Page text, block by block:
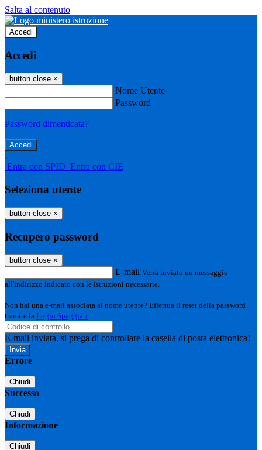
Salta al contenuto
Accedi
Accedi
button close ×
Nome Utente
Password
Password dimenticata?
-
Entra con SPID Entra con CIE
Seleziona utente
button close ×
Recupero password
button close ×
E-mail Verrà inviato un messaggio
all'indirizzo indicato con le istruzioni necessarie.
Non hai una e-mail associata al nome utente? Effettua il reset della password
tramite la Login Spaggiari
E-mail inviata, si prega di controllare la casella di posta elettronica!
Errore
Chiudi
Successo
Chiudi
Informazione
Chiudi